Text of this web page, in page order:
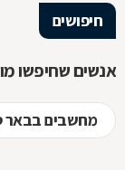
חיפושים
אנשים שחיפשו
מחשבים בבאר